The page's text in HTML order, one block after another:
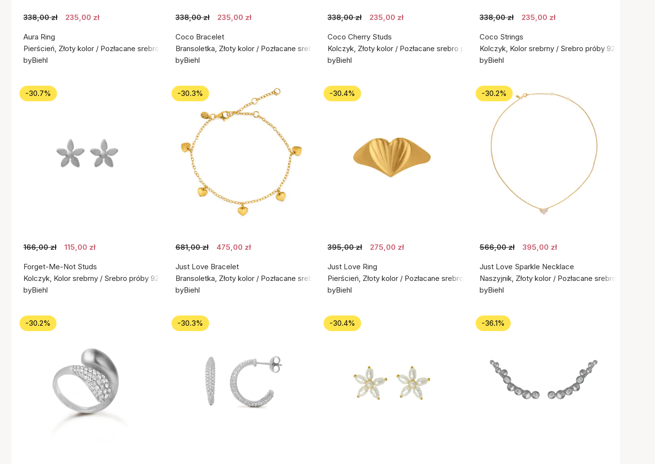
338,00 zł 235,00 zł
Aura Ring
Pierścień, Złoty kolor / Pozłacane srebro próby 925
byBiehl
338,00 zł 235,00 zł
Coco Bracelet
Bransoletka, Złoty kolor / Pozłacane srebro próby 925
byBiehl
338,00 zł 235,00 zł
Coco Cherry Studs
Kolczyk, Złoty kolor / Pozłacane srebro próby 925
byBiehl
338,00 zł 235,00 zł
Coco Strings
Kolczyk, Kolor srebrny / Srebro próby 925
byBiehl
-30.7%
166,00 zł 115,00 zł
Forget-Me-Not Studs
Kolczyk, Kolor srebrny / Srebro próby 925
byBiehl
-30.3%
681,00 zł 475,00 zł
Just Love Bracelet
Bransoletka, Złoty kolor / Pozłacane srebro próby 925
byBiehl
-30.4%
395,00 zł 275,00 zł
Just Love Ring
Pierścień, Złoty kolor / Pozłacane srebro próby 925
byBiehl
-30.2%
566,00 zł 395,00 zł
Just Love Sparkle Necklace
Naszyjnik, Złoty kolor / Pozłacane srebro próby 925
byBiehl
-30.2% -30.3% -30.4% -36.1%